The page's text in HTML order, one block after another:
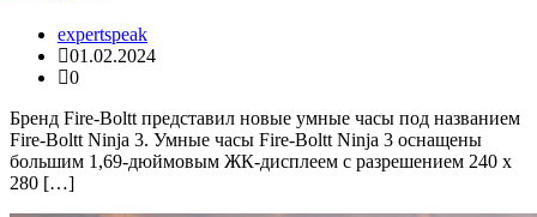
expertspeak
01.02.2024
0
Бренд Fire-Boltt представил новые умные часы под названием
Fire-Boltt Ninja 3. Умные часы Fire-Boltt Ninja 3 оснащены
большим 1,69-дюймовым ЖК-дисплеем с разрешением 240 x
280 […]